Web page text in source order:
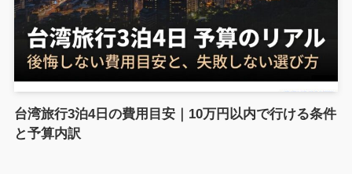
台湾旅行3泊4日の費用目安｜10万円以内で行ける条件
と予算内訳